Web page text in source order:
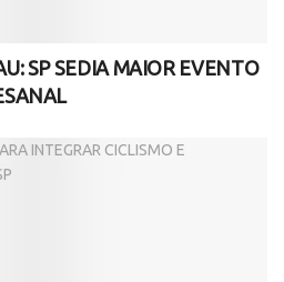
SP SEDIA MAIOR EVENTO